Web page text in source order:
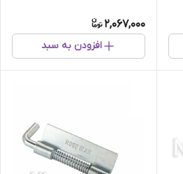
2,067,000
افزودن به سبد